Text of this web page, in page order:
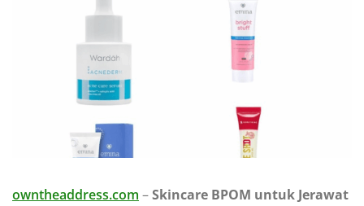
owntheaddress.com –Skincare BPOM untuk Jerawat